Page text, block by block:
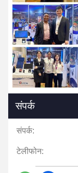
संपर्क
संपर्क:
टेलीफोन: